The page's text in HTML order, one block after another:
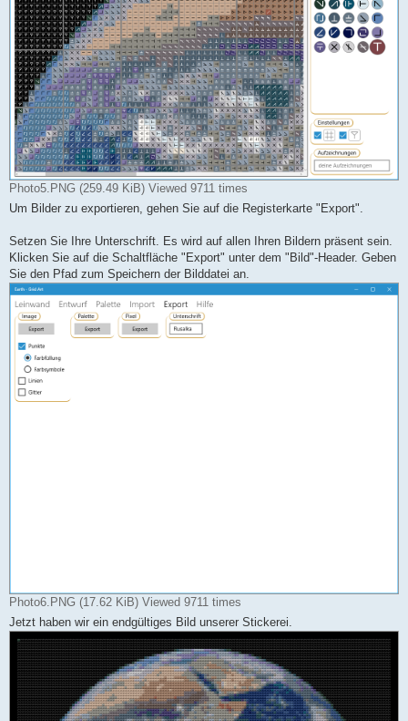
Photo5.PNG (259.49 KiB) Viewed 9711 times
Um Bilder zu exportieren, gehen Sie auf die Registerkarte "Export".
Setzen Sie Ihre Unterschrift. Es wird auf allen Ihren Bildern präsent sein.
Klicken Sie auf die Schaltfläche "Export" unter dem "Bild"-Header. Geben
Sie den Pfad zum Speichern der Bilddatei an.
Photo6.PNG (17.62 KiB) Viewed 9711 times
Jetzt haben wir ein endgültiges Bild unserer Stickerei.